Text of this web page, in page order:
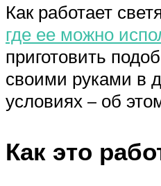
Как работает
где ее можно
приготовить
своими руками в
условиях – об
Как это